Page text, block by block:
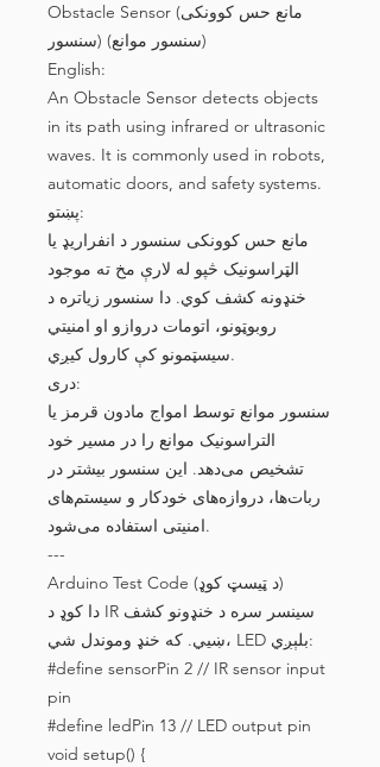
Obstacle Sensor (مانع حس کوونکی
سنسور) (سنسور موانع)
English:
An Obstacle Sensor detects objects
in its path using infrared or ultrasonic
waves. It is commonly used in robots,
automatic doors, and safety systems.
پښتو:
مانع حس کوونکی سنسور د انفراریډ یا
الټراسونیک څپو له لارې مخ ته موجود
خنډونه کشف کوي. دا سنسور زیاتره د
روبوټونو، اتومات دروازو او امنیتي
سیسټمونو کې کارول کیږي.
دری:
سنسور موانع توسط امواج مادون قرمز یا
التراسونیک موانع را در مسیر خود
تشخیص می‌دهد. این سنسور بیشتر در
ربات‌ها، دروازه‌های خودکار و سیستم‌های
امنیتی استفاده می‌شود.
---
Arduino Test Code (د ټیسټ کوډ)
دا کوډ د IR سینسر سره د خنډونو کشف
ښیي. که خنډ وموندل شي، LED بلېږي:
#define sensorPin 2 // IR sensor input
pin
#define ledPin 13 // LED output pin
void setup() {